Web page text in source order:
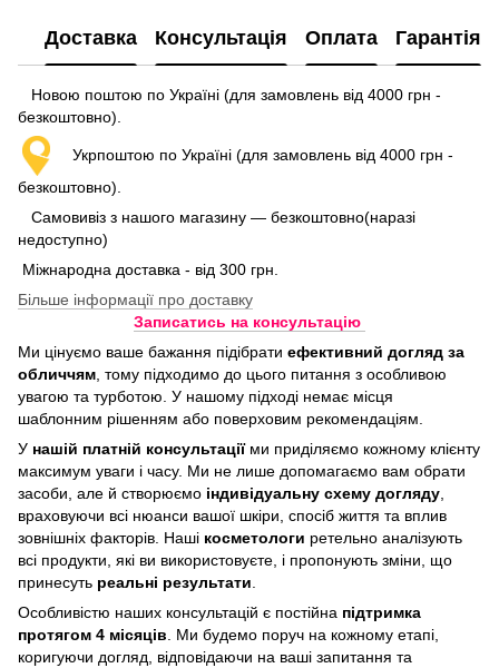
Доставка Консультація Оплата Гарантія
Новою поштою по Україні (для замовлень від 4000 грн -
безкоштовно).
Укрпоштою по Україні (для замовлень від 4000 грн -
безкоштовно).
Самовивіз з нашого магазину — безкоштовно(наразі
недоступно)
Міжнародна доставка - від 300 грн.
Більше інформації про доставку
Записатись на консультацію
Ми цінуємо ваше бажання підібрати ефективний догляд за
обличчям , тому підходимо до цього питання з особливою
увагою та турботою. У нашому підході немає місця
шаблонним рішенням або поверховим рекомендаціям.
У нашій платній консультаціїми приділяємо кожному клієнту
максимум уваги і часу. Ми не лише допомагаємо вам обрати
засоби, але й створюємо індивідуальну схему догляду
враховуючи всі нюанси вашої шкіри, спосіб життя та вплив
зовнішніх факторів. Наші косметологи ретельно аналізують
всі продукти, які ви використовуєте, і пропонують зміни, що
принесуть реальні результати
Особливістю наших консультацій є постійна підтримка
протягом 4 місяців . Ми будемо поруч на кожному етапі,
коригуючи догляд, відповідаючи на ваші запитання та